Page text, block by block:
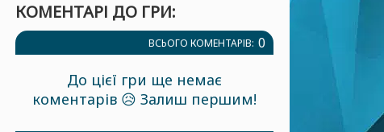
КОМЕНТАРІ ДО ГРИ:
ВСЬОГО КОМЕНТАРІВ: 0
До цієї гри ще немає
коментарів 😥 Залиш першим!